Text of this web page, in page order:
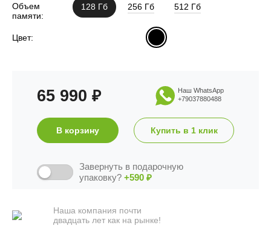
Объем
памяти:
128 Гб 256 Гб 512 Гб
Цвет:
65 990 ₽
Наш WhatsApp
+79037880488
В корзину Купить в 1 клик
Завернуть в подарочную
упаковку? +590 ₽
Наша компания почти
двадцать лет как на рынке!